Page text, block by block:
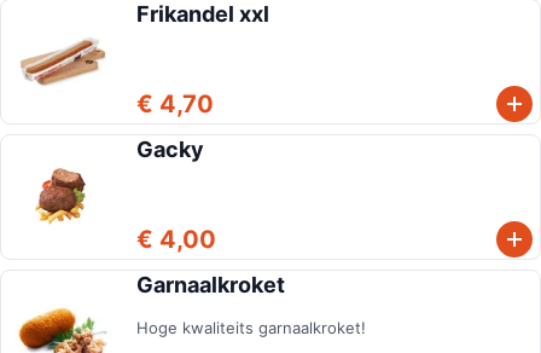
Frikandel xxl
€ 4,70
Gacky
€ 4,00
Garnaalkroket
Hoge kwaliteits garnaalkroket!